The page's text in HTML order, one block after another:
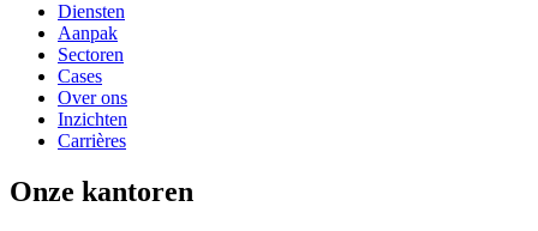
Diensten
Aanpak
Sectoren
Cases
Over ons
Inzichten
Carrières
Onze kantoren